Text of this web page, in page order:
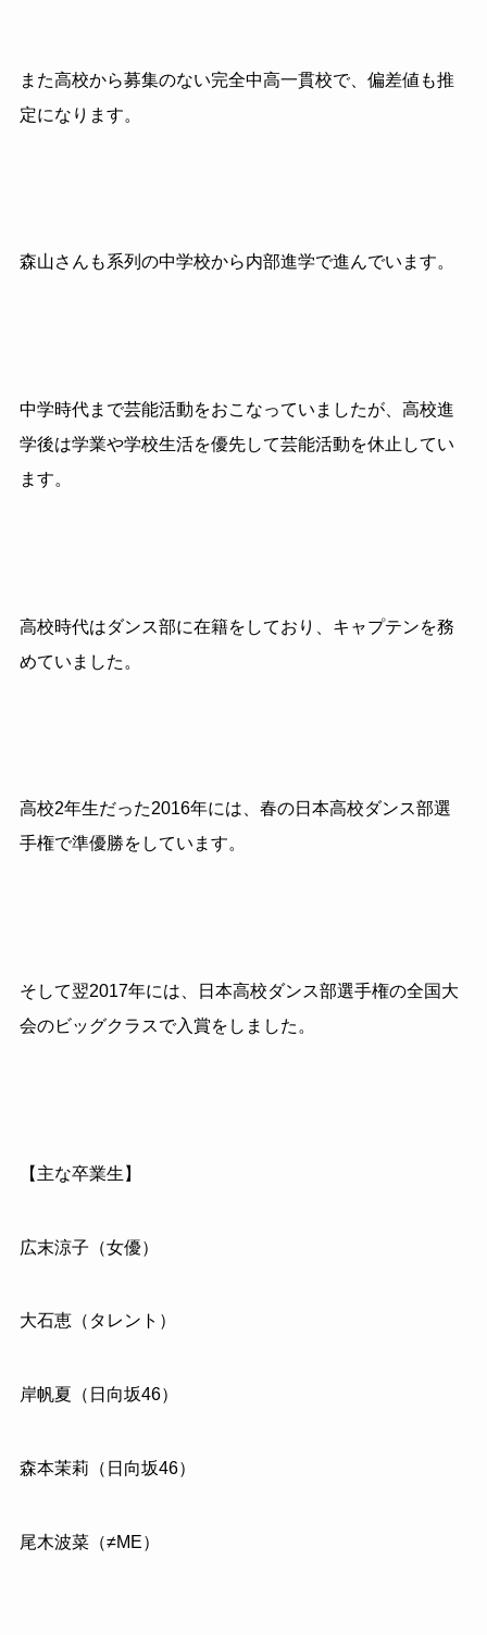
また高校から募集のない完全中高一貫校で、偏差値も推
定になります。
森山さんも系列の中学校から内部進学で進んでいます。
中学時代まで芸能活動をおこなっていましたが、高校進
学後は学業や学校生活を優先して芸能活動を休止してい
ます。
高校時代はダンス部に在籍をしており、キャプテンを務
めていました。
高校2年生だった2016年には、春の日本高校ダンス部選
手権で準優勝をしています。
そして翌2017年には、日本高校ダンス部選手権の全国大
会のビッグクラスで入賞をしました。
【主な卒業生】
広末涼子（女優）
大石恵（タレント）
岸帆夏（日向坂46）
森本茉莉（日向坂46）
尾木波菜（≠ME）